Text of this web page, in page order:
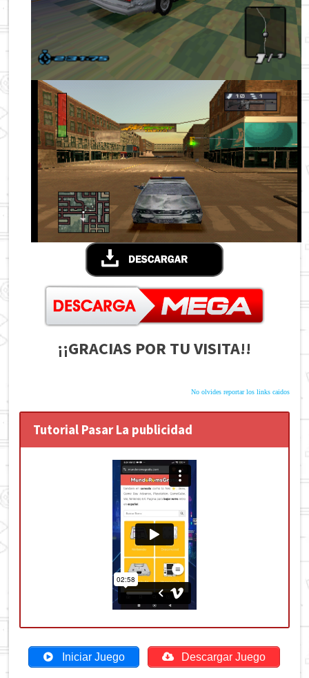
¡¡GRACIAS POR TU VISITA!!
No olvides reportar los links caidos
Tutorial Pasar La publicidad
Iniciar Juego Descargar Juego